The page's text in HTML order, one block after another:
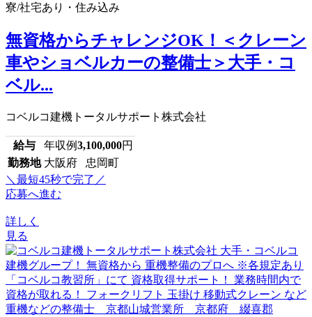
寮/社宅あり・住み込み
無資格からチャレンジOK！＜クレーン
車やショベルカーの整備士＞大手・コ
ベル...
コベルコ建機トータルサポート株式会社
給与 年収例3,100,000円
勤務地 大阪府 忠岡町
＼最短45秒で完了／
応募へ進む
詳しく
見る